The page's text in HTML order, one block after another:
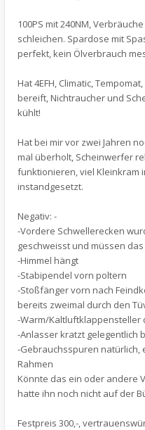
100PS mit 240NM,
schleichen. Spardose mit
perfekt, kein Ölverbrauch
Hat 4EFH, Climatic,
bereift, Nichtraucher und
kühlt!
Hat bei mir vor zwei Jahren
mal überholt, Scheinwerfer
funktionieren, viel Kleinkram
instandgesetzt.
Negativ: -
-Vordere Schwellerecken
geschweisst und müssen
-Himmel hängt
-Stabipendel vorn poltern
-Stoßfänger vorn nach
bereits zweimal durch den
-Warm/Kaltluftklappensteller
-Anlasser kratzt gelegentlich
-Gebrauchsspuren natürlich,
Rahmen
Könnte das ein oder andere
hatte ihn noch nicht auf der
Festpreis 300,-,